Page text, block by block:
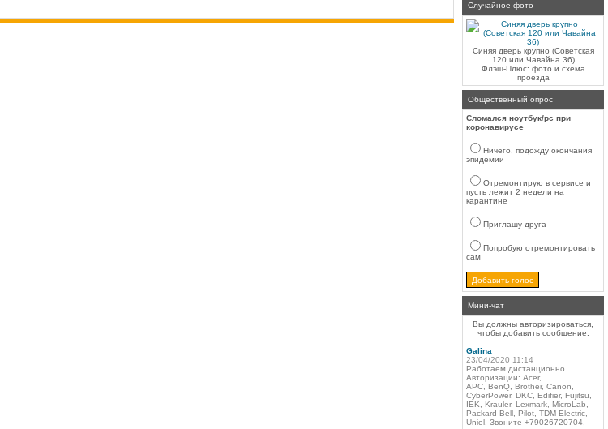
Случайное фото
Синяя дверь крупно (Советская
120 или Чавайна 36)
Флэш-Плюс: фото и схема
проезда
Общественный опрос
Сломался ноутбук/pc при
коронавирусе
Ничего, подожду окончания
эпидемии
Отремонтирую в сервисе и
пусть лежит 2 недели на
карантине
Приглашу друга
Попробую отремонтировать
сам
Мини-чат
Вы должны авторизироваться,
чтобы добавить сообщение.
Galina
23/04/2020 11:14
Работаем дистанционно.
Авторизации: Acer,
APC, BenQ, Brother, Canon,
CyberPower, DKC, Edifier, Fujitsu,
IEK, Krauler, Lexmark, MicroLab,
Packard Bell, Pilot, TDM Electric,
Uniel. Звоните +79026720704,